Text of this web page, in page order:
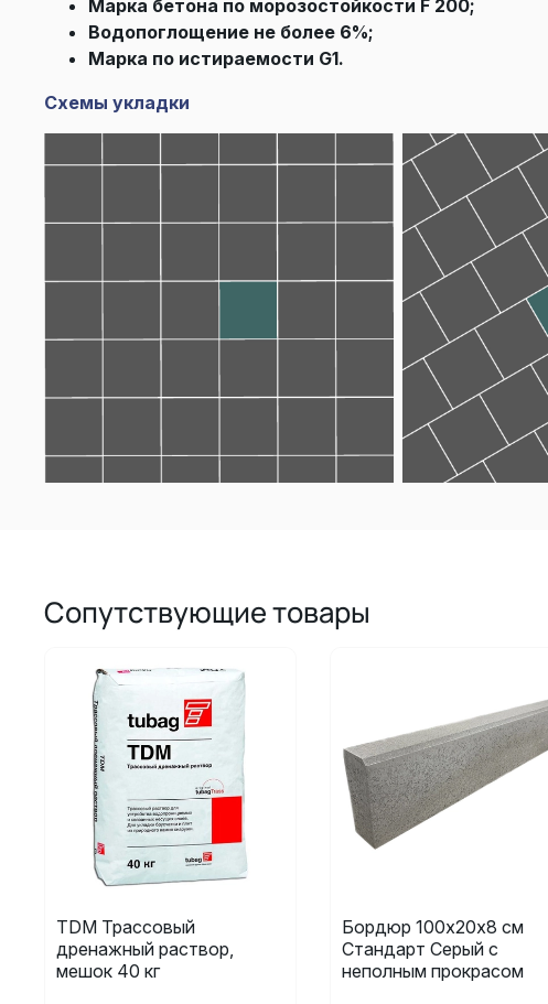
Марка бетона по морозостойкости F 200;
Водопоглощение не более 6%;
Марка по истираемости G1.
Схемы укладки
Сопутствующие товары
TDM Трассовый
дренажный раствор,
мешок 40 кг
Бордюр 100х20х8 см
Стандарт Серый с
неполным прокрасом